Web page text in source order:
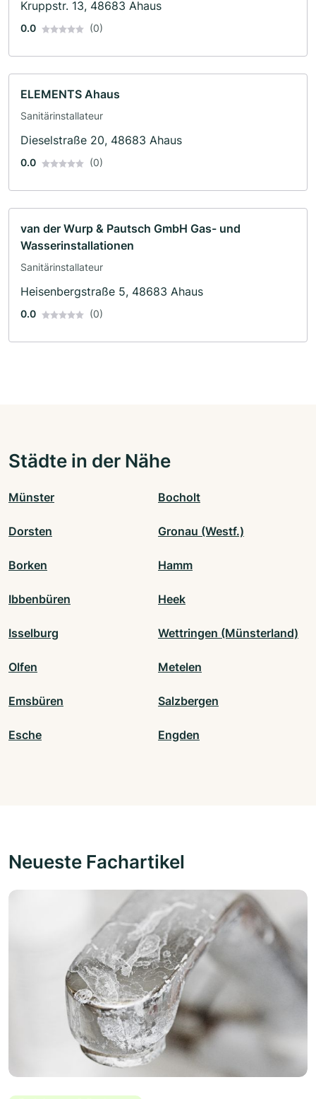
Kruppstr. 13, 48683 Ahaus
0.0 (0)
ELEMENTS Ahaus
Sanitärinstallateur
Dieselstraße 20, 48683 Ahaus
0.0 (0)
van der Wurp & Pautsch GmbH Gas- und
Wasserinstallationen
Sanitärinstallateur
Heisenbergstraße 5, 48683 Ahaus
0.0 (0)
Städte in der Nähe
Münster Bocholt
Dorsten Gronau (Westf.)
Borken Hamm
Ibbenbüren Heek
Isselburg Wettringen (Münsterland)
Olfen Metelen
Emsbüren Salzbergen
Esche Engden
Neueste Fachartikel